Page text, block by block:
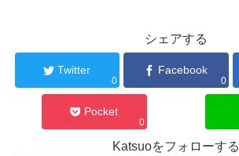
シェアする
Twitter
0
Facebook
0
Pocket
0
Katsuoをフォローする